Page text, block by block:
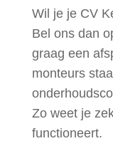
Wil je je CV
Bel ons dan
graag een
monteurs
Zo weet je
functioneert.